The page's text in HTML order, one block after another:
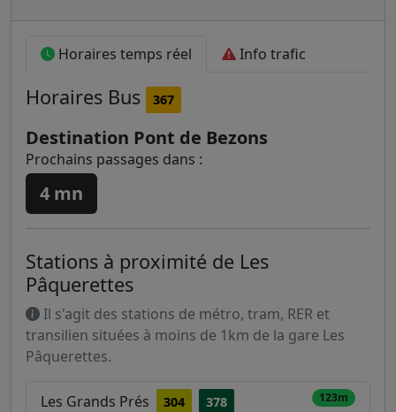
Horaires temps réel Info trafic
Horaires Bus 367
Destination Pont de Bezons
Prochains passages dans :
4 mn
Stations à proximité de Les
Pâquerettes
Il s'agit des stations de métro, tram, RER et
transilien situées à moins de 1km de la gare Les
Pâquerettes.
Les Grands Prés 304 378 123m